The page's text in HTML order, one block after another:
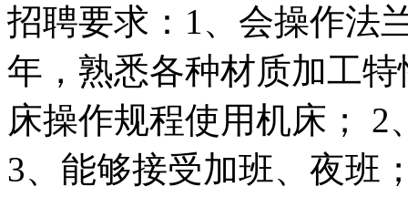
招聘要求：1、会操作法
年，熟悉各种材质加工
床操作规程使用机床；
3、能够接受加班、夜班